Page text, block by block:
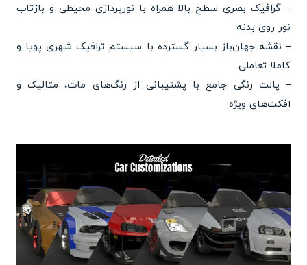
– گرافیک بصری سطح بالا همراه با نورپردازی محیطی و بازتاب
نور روی بدنه
– نقشه جهان‌باز بسیار گسترده با سیستم ترافیک شهری پویا و
کاملا تعاملی
– پالت رنگی جامع با پشتیبانی از رنگ‌های مات، متالیک و
افکت‌های ویژه